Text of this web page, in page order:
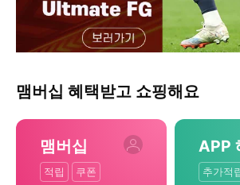
맴버십 혜택받고 쇼핑해요
맴버십
적립 쿠폰
APP
추가적